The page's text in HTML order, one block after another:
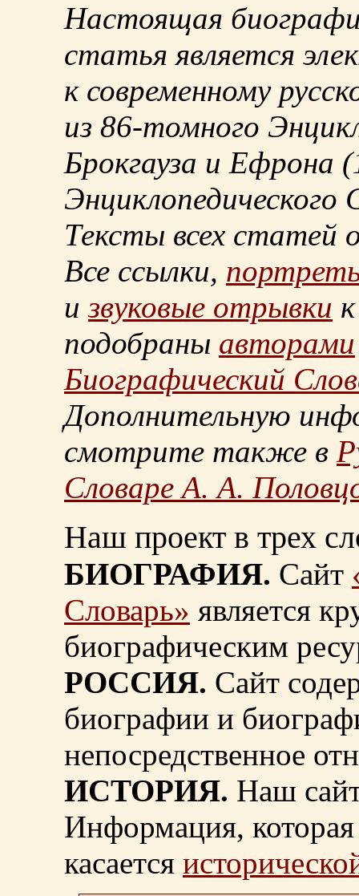
Настоящая
статья является
к современному
из 86-томного
Брокгауза и Ефрона
Энциклопедического
Тексты всех статей
Все ссылки,
извуковые отрывки
подобраны авторами
Биографический
Дополнительную
смотрите также в
Словаре А. А.
Наш проект в трех
БИОГРАФИЯ. Сайт
Словарь» является
биографическим
РОССИЯ. Сайт
биографии и
непосредственное
ИСТОРИЯ. Наш
Информация, которая
касается